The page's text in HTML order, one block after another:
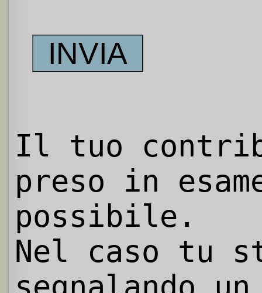
Il tuo
preso in
possibile.
Nel caso tu